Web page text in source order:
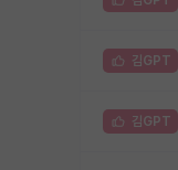
김GPT
김GPT